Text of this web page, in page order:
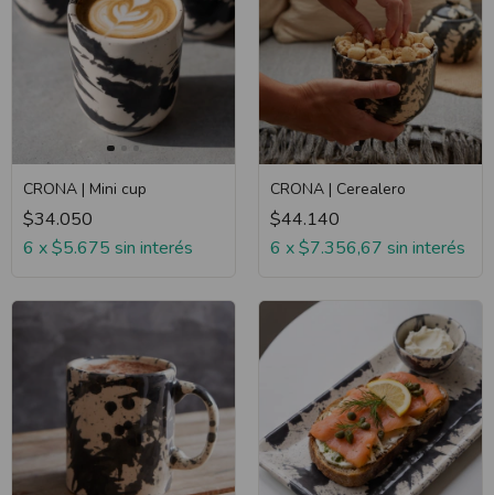
CRONA | Mini cup
$34.050
6 x$5.675 sin interés
CRONA | Cerealero
$44.140
6 x$7.356,67 sin interés